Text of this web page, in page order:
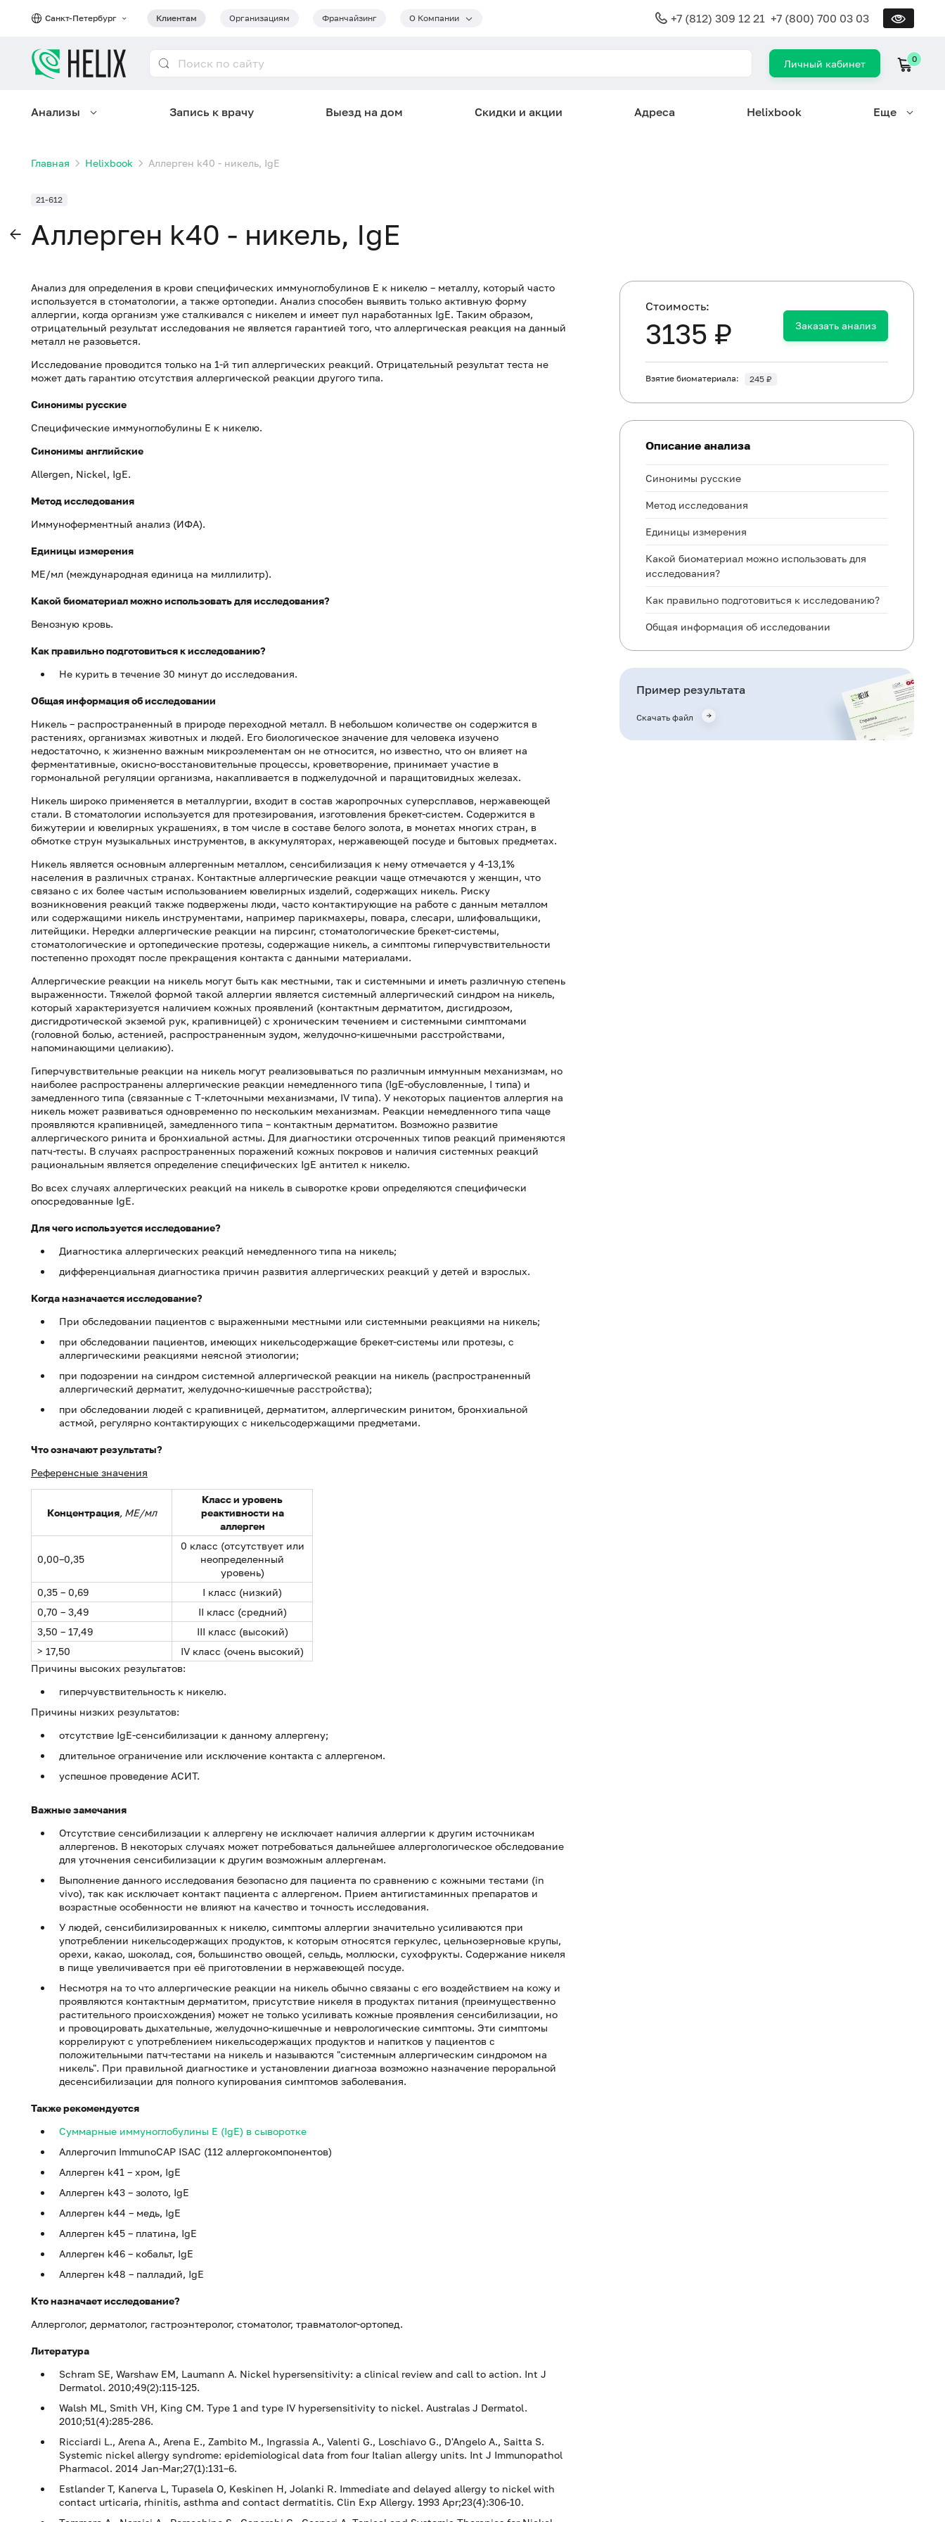
Санкт-Петербург Клиентам Организациям Франчайзинг О Компании +7 (812) 309 12 21 +7 (800) 700 03 03
Личный кабинет 0
Анализы Запись к врачу Выезд на дом Скидки и акции Адреса Helixbook Еще
Главная Helixbook Аллерген k40 - никель, IgE
21-612
Аллерген k40 - никель, IgE
Анализ для определения в крови специфических иммуноглобулинов Е к никелю – металлу, который часто
используется в стоматологии, а также ортопедии. Анализ способен выявить только активную форму
аллергии, когда организм уже сталкивался с никелем и имеет пул наработанных IgE. Таким образом,
отрицательный результат исследования не является гарантией того, что аллергическая реакция на данный
металл не разовьется.
Исследование проводится только на 1-й тип аллергических реакций. Отрицательный результат теста не
может дать гарантию отсутствия аллергической реакции другого типа.
Синонимы русские
Специфические иммуноглобулины Е к никелю.
Синонимы английские
Allergen, Nickel, IgE.
Метод исследования
Иммуноферментный анализ (ИФА).
Единицы измерения
МЕ/мл (международная единица на миллилитр).
Какой биоматериал можно использовать для исследования?
Венозную кровь.
Как правильно подготовиться к исследованию?
Не курить в течение 30 минут до исследования.
Общая информация об исследовании
Никель – распространенный в природе переходной металл. В небольшом количестве он содержится в
растениях, организмах животных и людей. Его биологическое значение для человека изучено
недостаточно, к жизненно важным микроэлементам он не относится, но известно, что он влияет на
ферментативные, окисно-восстановительные процессы, кроветворение, принимает участие в
гормональной регуляции организма, накапливается в поджелудочной и паращитовидных железах.
Никель широко применяется в металлургии, входит в состав жаропрочных суперсплавов, нержавеющей
стали. В стоматологии используется для протезирования, изготовления брекет-систем. Содержится в
бижутерии и ювелирных украшениях, в том числе в составе белого золота, в монетах многих стран, в
обмотке струн музыкальных инструментов, в аккумуляторах, нержавеющей посуде и бытовых предметах.
Никель является основным аллергенным металлом, сенсибилизация к нему отмечается у 4-13,1%
населения в различных странах. Контактные аллергические реакции чаще отмечаются у женщин, что
связано с их более частым использованием ювелирных изделий, содержащих никель. Риску
возникновения реакций также подвержены люди, часто контактирующие на работе с данным металлом
или содержащими никель инструментами, например парикмахеры, повара, слесари, шлифовальщики,
литейщики. Нередки аллергические реакции на пирсинг, стоматологические брекет-системы,
стоматологические и ортопедические протезы, содержащие никель, а симптомы гиперчувствительности
постепенно проходят после прекращения контакта с данными материалами.
Аллергические реакции на никель могут быть как местными, так и системными и иметь различную степень
выраженности. Тяжелой формой такой аллергии является системный аллергический синдром на никель,
который характеризуется наличием кожных проявлений (контактным дерматитом, дисгидрозом,
дисгидротической экземой рук, крапивницей) с хроническим течением и системными симптомами
(головной болью, астенией, распространенным зудом, желудочно-кишечными расстройствами,
напоминающими целиакию).
Гиперчувствительные реакции на никель могут реализовываться по различным иммунным механизмам, но
наиболее распространены аллергические реакции немедленного типа (IgE-обусловленные, I типа) и
замедленного типа (связанные с Т-клеточными механизмами, IV типа). У некоторых пациентов аллергия на
никель может развиваться одновременно по нескольким механизмам. Реакции немедленного типа чаще
проявляются крапивницей, замедленного типа – контактным дерматитом. Возможно развитие
аллергического ринита и бронхиальной астмы. Для диагностики отсроченных типов реакций применяются
патч-тесты. В случаях распространенных поражений кожных покровов и наличия системных реакций
рациональным является определение специфических IgE антител к никелю.
Во всех случаях аллергических реакций на никель в сыворотке крови определяются специфически
опосредованные IgE.
Для чего используется исследование?
Диагностика аллергических реакций немедленного типа на никель;
дифференциальная диагностика причин развития аллергических реакций у детей и взрослых.
Когда назначается исследование?
При обследовании пациентов с выраженными местными или системными реакциями на никель;
при обследовании пациентов, имеющих никельсодержащие брекет-системы или протезы, с
аллергическими реакциями неясной этиологии;
при подозрении на синдром системной аллергической реакции на никель (распространенный
аллергический дерматит, желудочно-кишечные расстройства);
при обследовании людей с крапивницей, дерматитом, аллергическим ринитом, бронхиальной
астмой, регулярно контактирующих с никельсодержащими предметами.
Что означают результаты?
Референсные значения
Концентрация, МЕ/мл
Класс и уровень
реактивности на
аллерген
0,00–0,35
0 класс (отсутствует или
неопределенный
уровень)
0,35 – 0,69
I класс (низкий)
0,70 – 3,49
II класс (средний)
3,50 – 17,49
III класс (высокий)
> 17,50
IV класс (очень высокий)
Причины высоких результатов:
гиперчувствительность к никелю.
Причины низких результатов:
отсутствие IgE-сенсибилизации к данному аллергену;
длительное ограничение или исключение контакта с аллергеном.
успешное проведение АСИТ.
Важные замечания
Отсутствие сенсибилизации к аллергену не исключает наличия аллергии к другим источникам
аллергенов. В некоторых случаях может потребоваться дальнейшее аллергологическое обследование
для уточнения сенсибилизации к другим возможным аллергенам.
Выполнение данного исследования безопасно для пациента по сравнению с кожными тестами (in
vivo), так как исключает контакт пациента с аллергеном. Прием антигистаминных препаратов и
возрастные особенности не влияют на качество и точность исследования.
У людей, сенсибилизированных к никелю, симптомы аллергии значительно усиливаются при
употреблении никельсодержащих продуктов, к которым относятся геркулес, цельнозерновые крупы,
орехи, какао, шоколад, соя, большинство овощей, сельдь, моллюски, сухофрукты. Содержание никеля
в пище увеличивается при её приготовлении в нержавеющей посуде.
Несмотря на то что аллергические реакции на никель обычно связаны с его воздействием на кожу и
проявляются контактным дерматитом, присутствие никеля в продуктах питания (преимущественно
растительного происхождения) может не только усиливать кожные проявления сенсибилизации, но
и провоцировать дыхательные, желудочно-кишечные и неврологические симптомы. Эти симптомы
коррелируют с употреблением никельсодержащих продуктов и напитков у пациентов с
положительными патч-тестами на никель и называются "системным аллергическим синдромом на
никель". При правильной диагностике и установлении диагноза возможно назначение пероральной
десенсибилизации для полного купирования симптомов заболевания.
Также рекомендуется
Суммарные иммуноглобулины E (IgE) в сыворотке
Аллергочип ImmunoCAP ISAC (112 аллергокомпонентов)
Аллерген k41 – хром, IgE
Аллерген k43 – золото, IgE
Аллерген k44 – медь, IgE
Аллерген k45 – платина, IgE
Аллерген k46 – кобальт, IgE
Аллерген k48 – палладий, IgE
Кто назначает исследование?
Аллерголог, дерматолог, гастроэнтеролог, стоматолог, травматолог-ортопед.
Литература
Schram SE, Warshaw EM, Laumann A. Nickel hypersensitivity: a clinical review and call to action. Int J
Dermatol. 2010;49(2):115-125.
Walsh ML, Smith VH, King CM. Type 1 and type IV hypersensitivity to nickel. Australas J Dermatol.
2010;51(4):285-286.
Ricciardi L., Arena A., Arena E., Zambito M., Ingrassia A., Valenti G., Loschiavo G., D'Angelo A., Saitta S.
Systemic nickel allergy syndrome: epidemiological data from four Italian allergy units. Int J Immunopathol
Pharmacol. 2014 Jan-Mar;27(1):131–6.
Estlander T, Kanerva L, Tupasela O, Keskinen H, Jolanki R. Immediate and delayed allergy to nickel with
contact urticaria, rhinitis, asthma and contact dermatitis. Clin Exp Allergy. 1993 Apr;23(4):306-10.
Cтоимость:
3135 ₽ Заказать анализ
Взятие биоматериала: 245 ₽
Описание анализа
Синонимы русские
Метод исследования
Единицы измерения
Какой биоматериал можно использовать для
исследования?
Как правильно подготовиться к исследованию?
Общая информация об исследовании
Что означают результаты?
Пример результата
Скачать файл